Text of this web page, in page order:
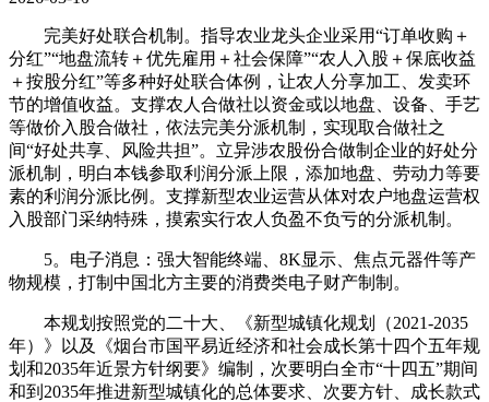
完美好处联合机制。指导农业龙头企业采用“订单收购＋
分红”“地盘流转＋优先雇用＋社会保障”“农人入股＋保底收益
＋按股分红”等多种好处联合体例，让农人分享加工、发卖环
节的增值收益。支撑农人合做社以资金或以地盘、设备、手艺
等做价入股合做社，依法完美分派机制，实现取合做社之
间“好处共享、风险共担”。立异涉农股份合做制企业的好处分
派机制，明白本钱参取利润分派上限，添加地盘、劳动力等要
素的利润分派比例。支撑新型农业运营从体对农户地盘运营权
入股部门采纳特殊，摸索实行农人负盈不负亏的分派机制。
5。电子消息：强大智能终端、8K显示、焦点元器件等产
物规模，打制中国北方主要的消费类电子财产制制。
本规划按照党的二十大、《新型城镇化规划（2021-2035
年）》以及《烟台市国平易近经济和社会成长第十四个五年规
划和2035年近景方针纲要》编制，次要明白全市“十四五”期间
和到2035年推进新型城镇化的总体要求、次要方针、成长款式